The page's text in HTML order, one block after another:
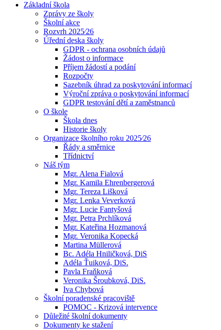
Základní škola
Zprávy ze školy
Školní akce
Rozvrh 2025⁄26
Úřední deska školy
GDPR - ochrana osobních údajů
Žádost o informace
Příjem žádostí a podání
Rozpočty
Sazebník úhrad za poskytování informací
Výroční zpráva o poskytování informací
GDPR testování dětí a zaměstnanců
O škole
Škola dnes
Historie školy
Organizace školního roku 2025⁄26
Řády a směrnice
Třídnictví
Náš tým
Mgr. Alena Fialová
Mgr. Kamila Ehrenbergerová
Mgr. Tereza Lišková
Mgr. Lenka Veverková
Mgr. Lucie Fantyšová
Mgr. Petra Prchlíková
Mgr. Kateřina Hozmanová
Mgr. Veronika Kopecká
Martina Müllerová
Bc. Adéla Hniličková, DiS
Adéla Ťuiková, DiS.
Pavla Fraňková
Veronika Šroubková, DiS.
Iva Chybová
Školní poradenské pracoviště
POMOC - Krizová intervence
Důležité školní dokumenty
Dokumenty ke stažení